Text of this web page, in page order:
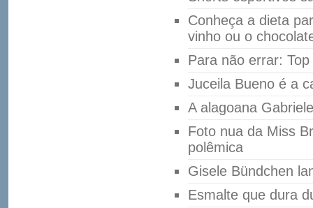
Conheça a dieta
vinho ou o
Para não errar:
Juceila Bueno é a
A alagoana
Foto nua da Miss
polêmica
Gisele Bündchen
Esmalte que dura